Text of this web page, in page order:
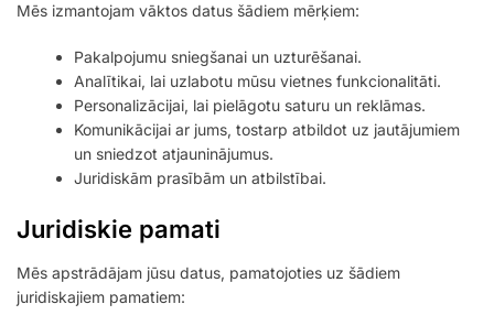
Mēs izmantojam vāktos datus šādiem mērķiem:
Pakalpojumu sniegšanai un uzturēšanai.
Analītikai, lai uzlabotu mūsu vietnes funkcionalitāti.
Personalizācijai, lai pielāgotu saturu un reklāmas.
Komunikācijai ar jums, tostarp atbildot uz jautājumiem
un sniedzot atjauninājumus.
Juridiskām prasībām un atbilstībai.
Juridiskie pamati
Mēs apstrādājam jūsu datus, pamatojoties uz šādiem
juridiskajiem pamatiem: